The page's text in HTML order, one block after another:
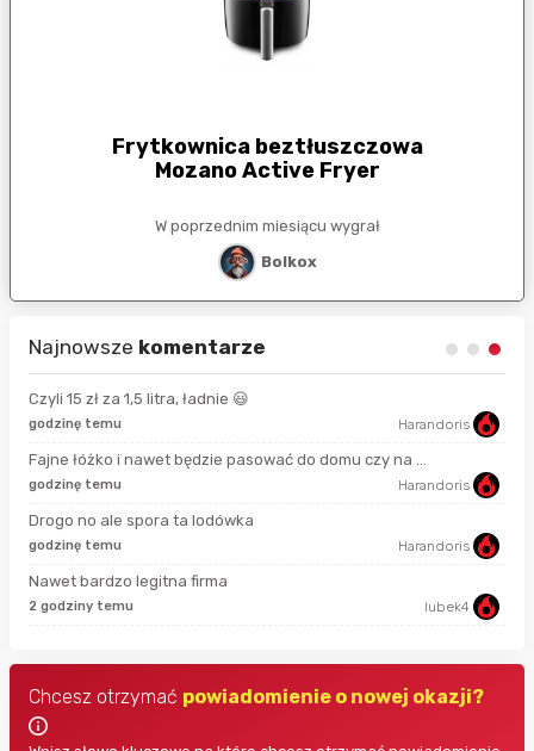
Frytkownica beztłuszczowa
Mozano Active Fryer
W poprzednim miesiącu wygrał
Bolkox
Najnowsze komentarze
Czyli 15 zł za 1,5 litra, ładnie 😃
godzinę temu Harandoris
Fajne łóżko i nawet będzie pasować do domu czy na ...
godzinę temu Harandoris
Drogo no ale spora ta lodówka
godzinę temu Harandoris
Nawet bardzo legitna firma
2 godziny temu lubek4
Chcesz otrzymać powiadomienie o nowej okazji?